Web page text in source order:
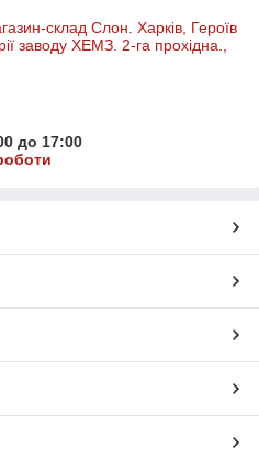
склад Слон. Харків, Героїв
заводу ХЕМЗ. 2-га прохідна.,
до 17:00